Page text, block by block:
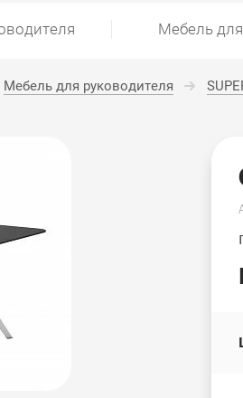
Мебель
Мебель для руководителя